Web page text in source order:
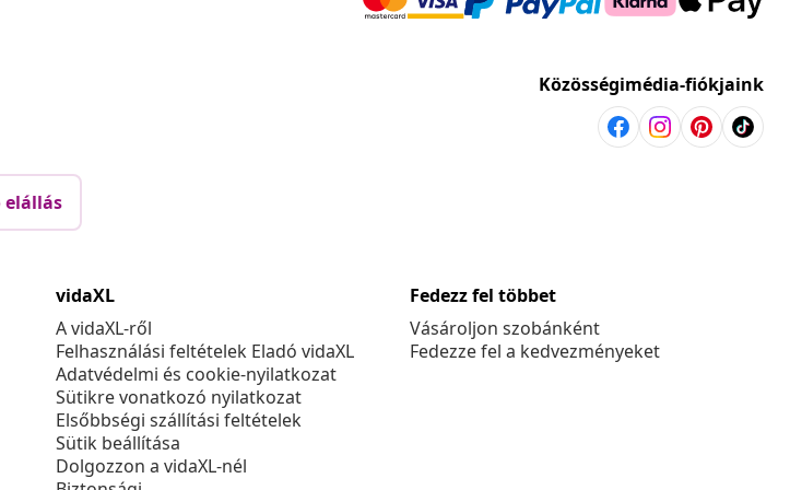
Közösségimédia-fiókjaink
elállás
vidaXL
A vidaXL-ről
Felhasználási feltételek Eladó vidaXL
Adatvédelmi és cookie-nyilatkozat
Sütikre vonatkozó nyilatkozat
Elsőbbségi szállítási feltételek
Sütik beállítása
Dolgozzon a vidaXL-nél
Fedezz fel többet
Vásároljon szobánként
Fedezze fel a kedvezményeket